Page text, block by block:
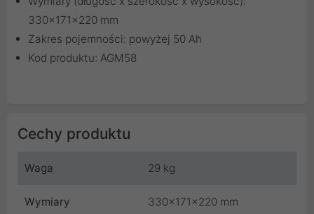
330x171x220 mm
Zakres pojemności: powyżej 50 Ah
Kod produktu: AGM58
Cechy produktu
Waga 29 kg
Wymiary 330x171x220 mm